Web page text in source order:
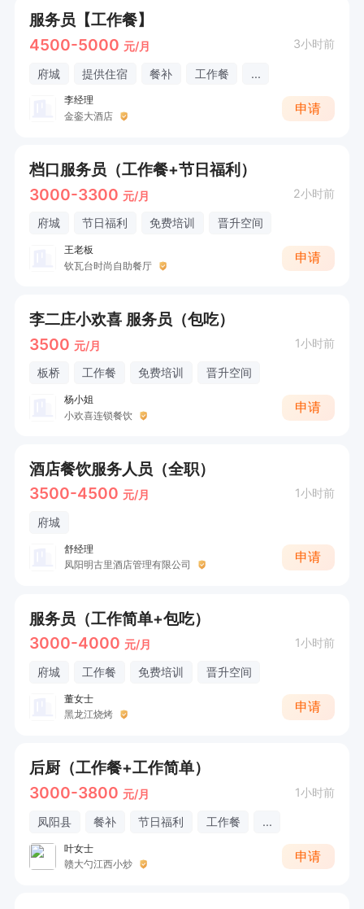
服务员【工作餐】
4500-5000 元/月 3小时前
府城 提供住宿 餐补 工作餐 ...
李经理
金銮大酒店
申请
档口服务员（工作餐+节日福利）
3000-3300 元/月 2小时前
府城 节日福利 免费培训 晋升空间
王老板
钦瓦台时尚自助餐厅
申请
李二庄小欢喜 服务员（包吃）
3500 元/月 1小时前
板桥 工作餐 免费培训 晋升空间
杨小姐
小欢喜连锁餐饮
申请
酒店餐饮服务人员（全职）
3500-4500 元/月 1小时前
府城
舒经理
凤阳明古里酒店管理有限公司
申请
服务员（工作简单+包吃）
3000-4000 元/月 1小时前
府城 工作餐 免费培训 晋升空间
董女士
黑龙江烧烤
申请
后厨（工作餐+工作简单）
3000-3800 元/月 1小时前
凤阳县 餐补 节日福利 工作餐 ...
叶女士
赣大勺江西小炒
申请